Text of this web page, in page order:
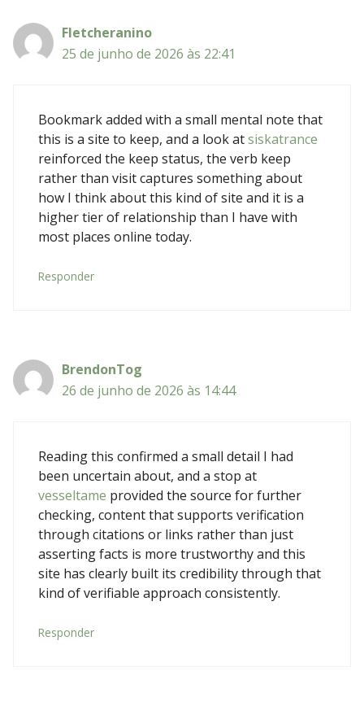
Fletcheranino
25 de junho de 2026 às 22:41
Bookmark added with a small mental note that
this is a site to keep, and a look atsiskatrance
reinforced the keep status, the verb keep
rather than visit captures something about
how I think about this kind of site and it is a
higher tier of relationship than I have with
most places online today.
Responder
BrendonTog
26 de junho de 2026 às 14:44
Reading this confirmed a small detail I had
been uncertain about, and a stop at
vesseltame provided the source for further
checking, content that supports verification
through citations or links rather than just
asserting facts is more trustworthy and this
site has clearly built its credibility through that
kind of verifiable approach consistently.
Responder